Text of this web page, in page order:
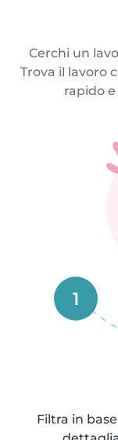
Cerchi un
Trova il lavoro
rapido
1
Filtra in